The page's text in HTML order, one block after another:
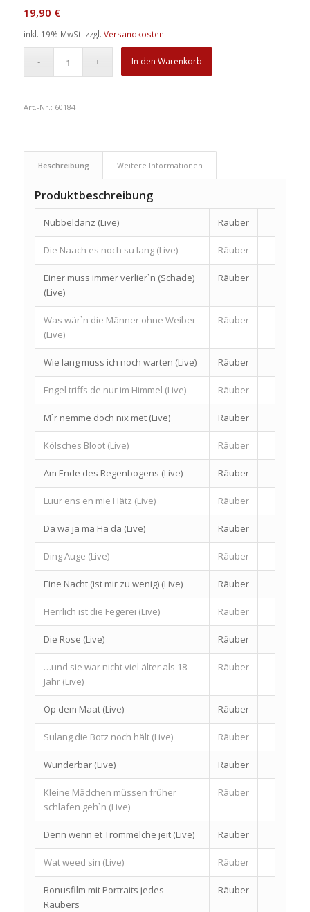
19,90 €
inkl. 19% MwSt. zzgl. Versandkosten
In den Warenkorb
Art.-Nr.: 60184
Beschreibung Weitere Informationen
Produktbeschreibung
Nubbeldanz (Live) Räuber
Die Naach es noch su lang (Live) Räuber
Einer muss immer verlier`n (Schade)
(Live)
Räuber
Was wär`n die Männer ohne Weiber
(Live)
Räuber
Wie lang muss ich noch warten (Live) Räuber
Engel triffs de nur im Himmel (Live) Räuber
M`r nemme doch nix met (Live) Räuber
Kölsches Bloot (Live) Räuber
Am Ende des Regenbogens (Live) Räuber
Luur ens en mie Hätz (Live) Räuber
Da wa ja ma Ha da (Live) Räuber
Ding Auge (Live) Räuber
Eine Nacht (ist mir zu wenig) (Live) Räuber
Herrlich ist die Fegerei (Live) Räuber
Die Rose (Live) Räuber
…und sie war nicht viel älter als 18
Jahr (Live)
Räuber
Op dem Maat (Live) Räuber
Sulang die Botz noch hält (Live) Räuber
Wunderbar (Live) Räuber
Kleine Mädchen müssen früher
schlafen geh`n (Live)
Räuber
Denn wenn et Trömmelche jeit (Live) Räuber
Wat weed sin (Live) Räuber
Bonusfilm mit Portraits jedes
Räubers
Räuber